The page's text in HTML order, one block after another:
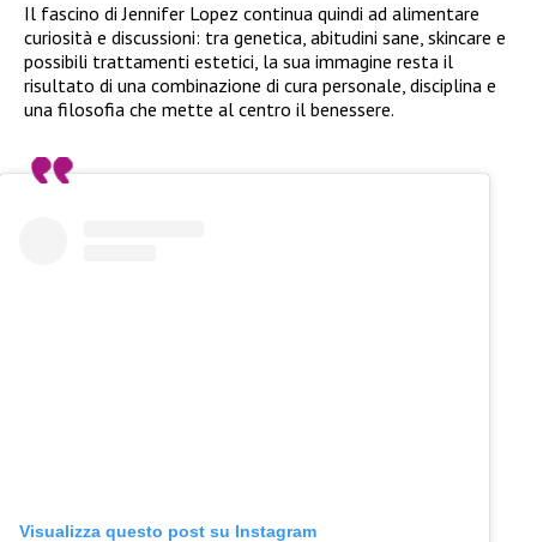
Il fascino di Jennifer Lopez continua quindi ad alimentare
curiosità e discussioni: tra genetica, abitudini sane, skincare e
possibili trattamenti estetici, la sua immagine resta il
risultato di una combinazione di cura personale, disciplina e
una filosofia che mette al centro il benessere.
Visualizza questo post su Instagram